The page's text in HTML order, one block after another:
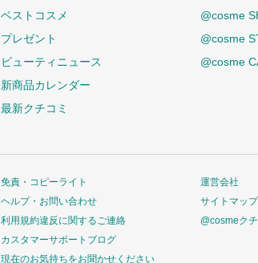
ベストコスメ
プレゼント
ビューティニュース
新商品カレンダー
最新クチコミ
@cosme
@cosme
@cosme
免責・コピーライト
ヘルプ・お問い合わせ
利用規約違反に関するご連絡
カスタマーサポートブログ
現在のお気持ちをお聞かせください
運営会社
サイトマップ
@cosmeク